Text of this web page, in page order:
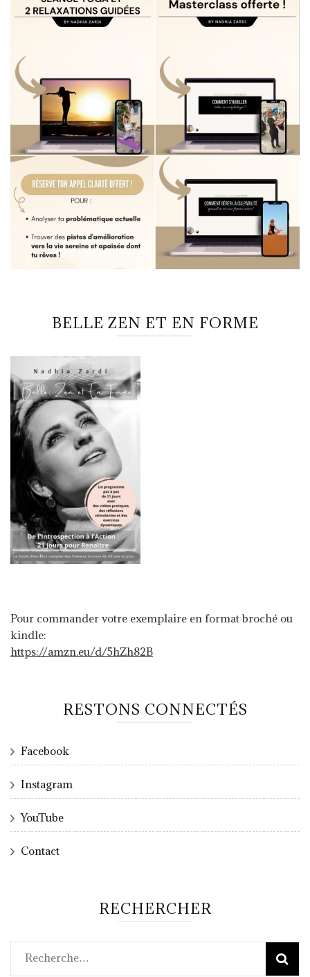
BELLE ZEN ET EN FORME
Pour commander votre exemplaire en format broché ou
kindle:
https://amzn.eu/d/5hZh82B
RESTONS CONNECTÉS
Facebook
Instagram
YouTube
Contact
RECHERCHER
Rechercher :